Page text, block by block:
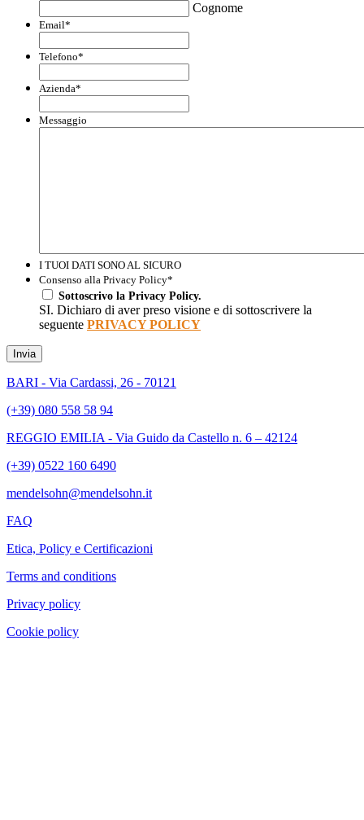
Cognome
Email*
Telefono*
Azienda*
Messaggio
I TUOI DATI SONO AL SICURO
Consenso alla Privacy Policy*
Sottoscrivo la Privacy Policy.
SI. Dichiaro di aver preso visione e di sottoscrivere la
seguente PRIVACY POLICY
Invia
BARI - Via Cardassi, 26 - 70121
(+39) 080 558 58 94
REGGIO EMILIA - Via Guido da Castello n. 6 – 42124
(+39) 0522 160 6490
mendelsohn@mendelsohn.it
FAQ
Etica, Policy e Certificazioni
Terms and conditions
Privacy policy
Cookie policy